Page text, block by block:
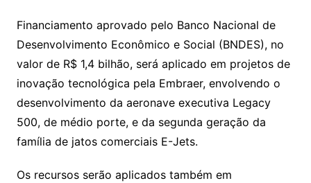
Financiamento aprovado pelo Banco Nacional de
Desenvolvimento Econômico e Social (BNDES), no
valor de R$ 1,4 bilhão, será aplicado em projetos de
inovação tecnológica pela Embraer, envolvendo o
desenvolvimento da aeronave executiva Legacy
500, de médio porte, e da segunda geração da
família de jatos comerciais E-Jets.
Os recursos serão aplicados também em